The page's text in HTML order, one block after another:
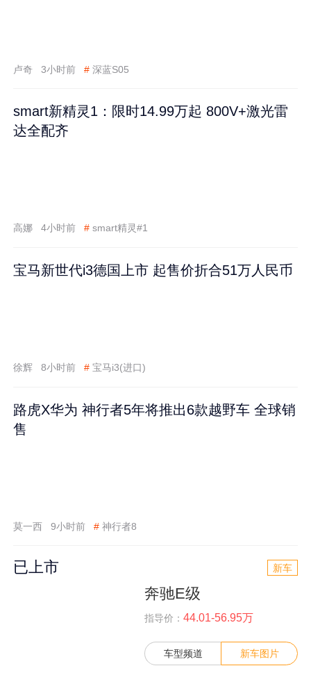
卢奇 3小时前 # 深蓝S05
smart新精灵1：限时14.99万起 800V+激光雷
达全配齐
高娜 4小时前 # smart精灵#1
宝马新世代i3德国上市 起售价折合51万人民币
徐辉 8小时前 # 宝马i3(进口)
路虎X华为 神行者5年将推出6款越野车 全球销
售
莫一西 9小时前 # 神行者8
已上市 新车
奔驰E级
指导价： 44.01-56.95万
车型频道 新车图片